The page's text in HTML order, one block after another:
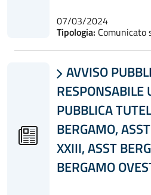
07/03/2024
Tipologia: Comunicato
 AVVISO
RESPONSABILE
PUBBLICA
BERGAMO,
XXIII, ASST
BERGAMO